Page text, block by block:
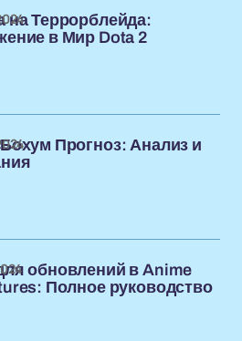
на Террорблейда:
в Мир Dota 2
Прогноз: Анализ и
обновлений в Anime
Полное руководство